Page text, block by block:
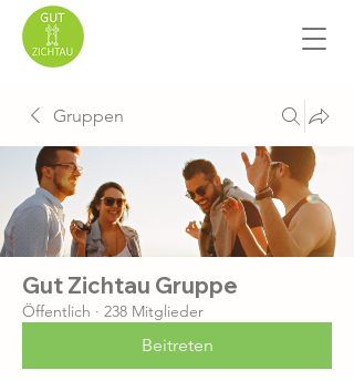
Gruppen
Gut Zichtau Gruppe
Öffentlich · 238 Mitglieder
Beitreten